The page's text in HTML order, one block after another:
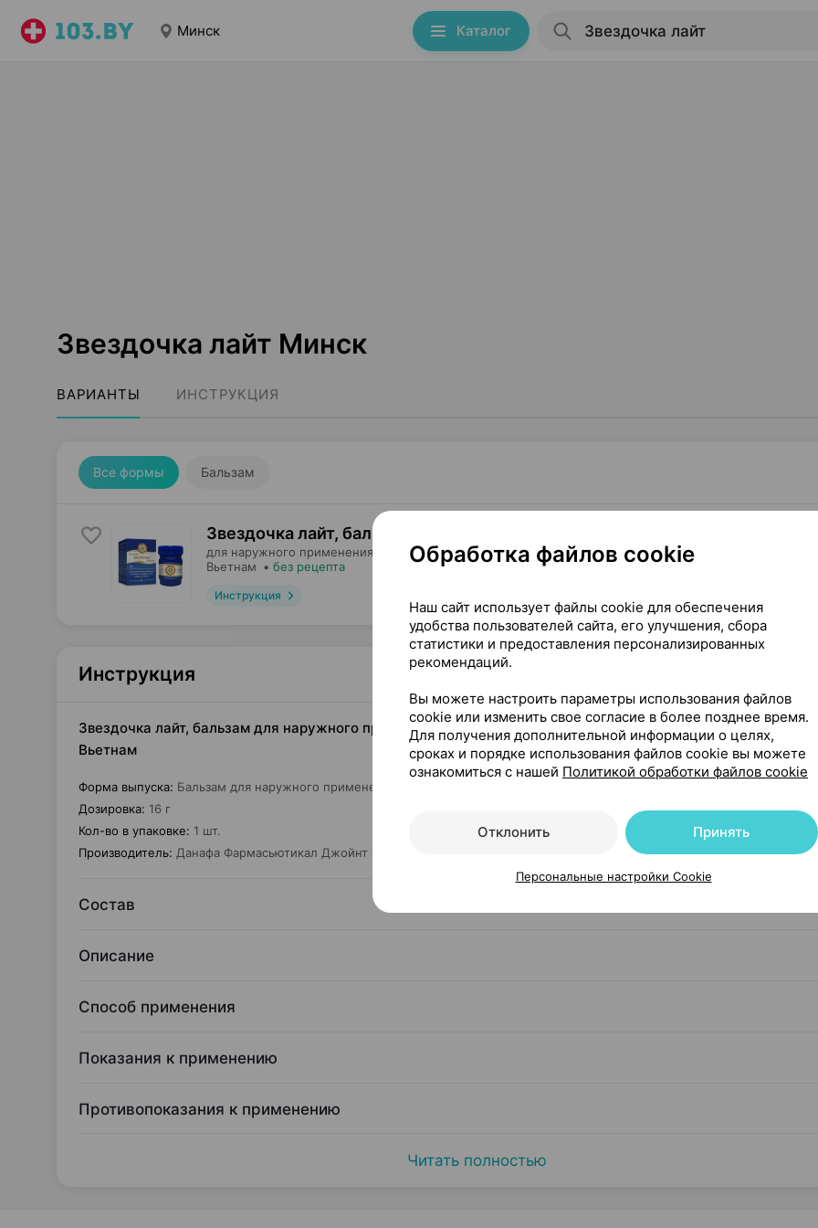
Минск Каталог
Звездочка лайт Минск
ВАРИАНТЫ ИНСТРУКЦИЯ
Все формы Бальзам
Звездочка лайт, бальзам
для наружного применения, Данафа Фармасьютикал Джойнт Сток Компани,
Вьетнам • без рецепта
Инструкция
Нет в
Инструкция
Звездочка лайт, бальзам для наружного применения, 16 г ×1, Данафа Фармасьютикал Джойнт Сток
Вьетнам
Форма выпуска: Бальзам для наружного применения
Дозировка: 16 г
Кол-во в упаковке: 1 шт.
Производитель: Данафа Фармасьютикал Джойнт Сток Компани
Состав
Описание
Способ применения
Показания к применению
Противопоказания к применению
Читать полностью
Обработка файлов cookie
Наш сайт использует файлы cookie для обеспечения
удобства пользователей сайта, его улучшения, сбора
статистики и предоставления персонализированных
рекомендаций.
Вы можете настроить параметры использования файлов
cookie или изменить свое согласие в более позднее время.
Для получения дополнительной информации о целях,
сроках и порядке использования файлов cookie вы можете
ознакомиться с нашей Политикой обработки файлов cookie
Отклонить Принять
Персональные настройки Cookie